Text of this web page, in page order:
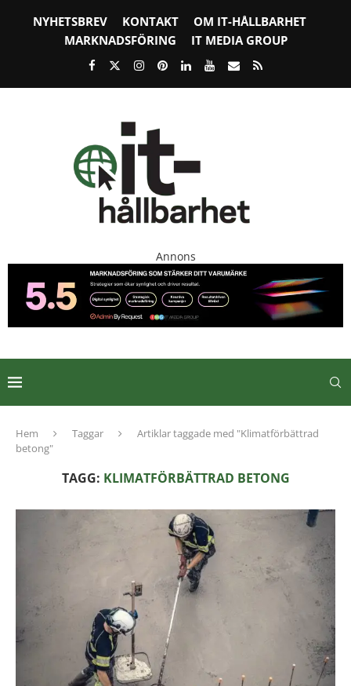
NYHETSBREV KONTAKT
OM IT-HÅLLBARHET
MARKNADSFÖRING
IT MEDIA GROUP
Annons
Hem Taggar
Artiklar taggade med "Klimatförbättrad
betong"
TAGG: KLIMATFÖRBÄTTRAD BETONG